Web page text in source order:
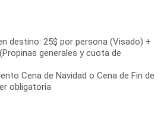
destino: 25$ por persona (Visado) +
generales y cuota de
Cena de Navidad o Cena de Fin de
obligatoria